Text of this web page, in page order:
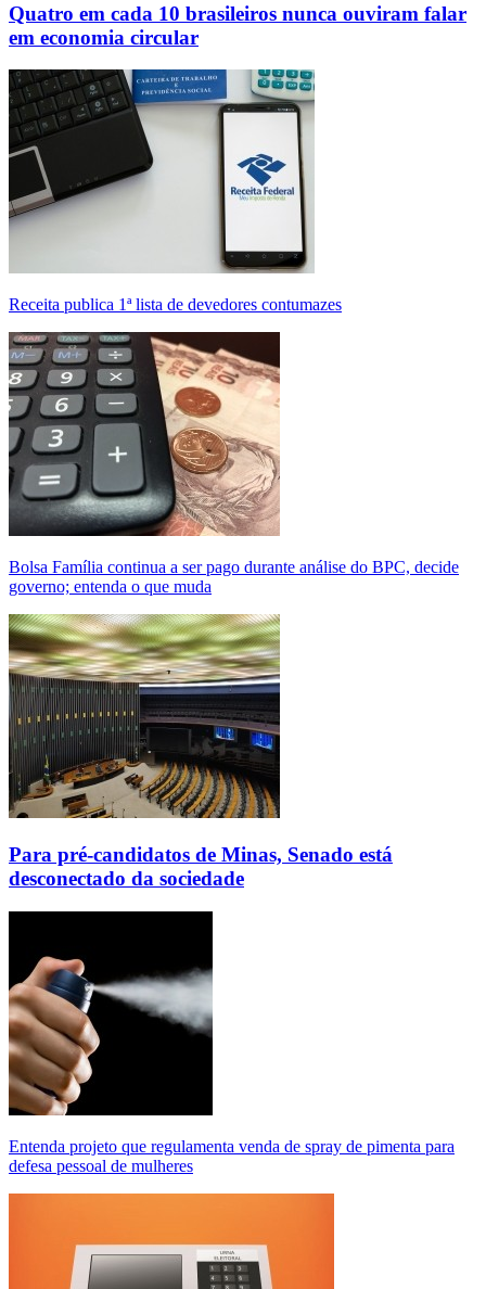
Quatro em cada 10 brasileiros nunca ouviram falar
em economia circular
Receita publica 1ª lista de devedores contumazes
Bolsa Família continua a ser pago durante análise do BPC, decide
governo; entenda o que muda
Para pré-candidatos de Minas, Senado está
desconectado da sociedade
Entenda projeto que regulamenta venda de spray de pimenta para
defesa pessoal de mulheres